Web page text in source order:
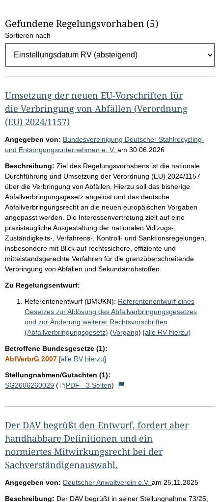
l
E
g
e
b
n
i
s
s
e
p
r
o
S
e
i
t
e
Gefundene Regelungsvorhaben (5)
Sortieren nach
Umsetzung der neuen EU-Vorschriften für
die Verbringung von Abfällen (Verordnung
(EU) 2024/1157)
Angegeben von: Bundesvereinigung Deutscher Stahlrecycling-
und Entsorgungsunternehmen e. V. am 30.06.2026
Beschreibung: Ziel des Regelungsvorhabens ist die nationale
Durchführung und Umsetzung der Verordnung (EU) 2024/1157
über die Verbringung von Abfällen. Hierzu soll das bisherige
Abfallverbringungsgesetz abgelöst und das deutsche
Abfallverbringungsrecht an die neuen europäischen Vorgaben
angepasst werden. Die Interessenvertretung zielt auf eine
praxistaugliche Ausgestaltung der nationalen Vollzugs-,
Zuständigkeits-, Verfahrens-, Kontroll- und Sanktionsregelungen,
insbesondere mit Blick auf rechtssichere, effiziente und
mittelstandsgerechte Verfahren für die grenzüberschreitende
Verbringung von Abfällen und Sekundärrohstoffen.
Zu Regelungsentwurf:
Referentenentwurf (BMUKN): Referentenentwurf eines
Gesetzes zur Ablösung des Abfallverbringungsgesetzes
und zur Änderung weiterer Rechtsvorschriften
(Abfallverbringungsgesetz) (Vorgang) [alle RV hierzu]
Betroffene Bundesgesetze (1):
AbfVerbrG 2007 [alle RV hierzu]
Stellungnahmen/Gutachten (1):
SG2606260029 ( PDF - 3 Seiten)
Der DAV begrüßt den Entwurf, fordert aber
handhabbare Definitionen und ein
normiertes Mitwirkungsrecht bei der
Sachverständigenauswahl.
Angegeben von: Deutscher Anwaltverein e.V. am 25.11.2025
Beschreibung: Der DAV begrüßt in seiner Stellungnahme 73/25,